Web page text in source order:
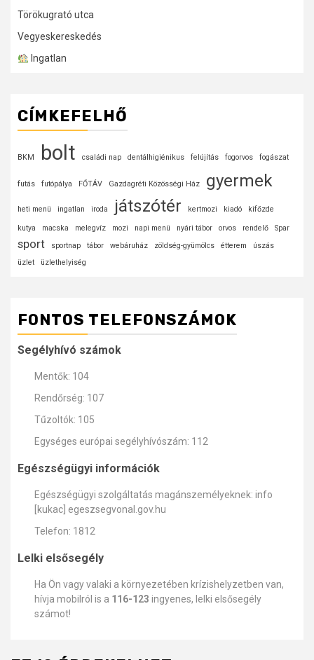
Törökugrató utca
Vegyeskereskedés
Ingatlan
CÍMKEFELHŐ
BKM bolt családi nap dentálhigiénikus felújítás fogorvos fogászat
futás futópálya FŐTÁV Gazdagréti Közösségi Ház gyermek
heti menü ingatlan iroda játszótér kertmozi kiadó kifőzde
kutya macska melegvíz mozi napi menü nyári tábor orvos rendelő Spar
sport sportnap tábor webáruház zöldség-gyümölcs étterem
úszás
üzlet
üzlethelyiség
FONTOS TELEFONSZÁMOK
Segélyhívó számok
Mentők: 104
Rendőrség: 107
Tűzoltók: 105
Egységes európai segélyhívószám: 112
Egészségügyi információk
Egészségügyi szolgáltatás magánszemélyeknek: info
[kukac] egeszsegvonal.gov.hu
Telefon: 1812
Lelki elsősegély
Ha Ön vagy valaki a környezetében krízishelyzetben van,
hívja mobilról is a 116-123 ingyenes, lelki elsősegély
számot!